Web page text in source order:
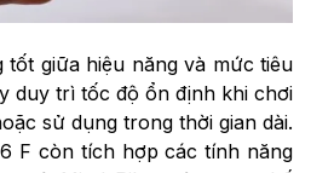
tốt giữa hiệu năng và mức tiêu
duy trì tốc độ ổn định khi chơi
sử dụng trong thời gian dài.
F còn tích hợp các tính năng